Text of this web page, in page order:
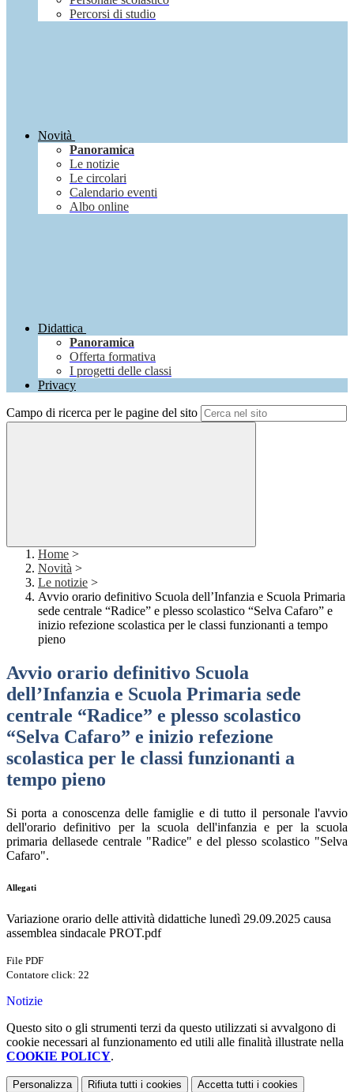
Percorsi di studio
Novità
Panoramica
Le notizie
Le circolari
Calendario eventi
Albo online
Didattica
Panoramica
Offerta formativa
I progetti delle classi
Privacy
Campo di ricerca per le pagine del sito
Home >
Novità >
Le notizie >
Avvio orario definitivo Scuola dell’Infanzia e Scuola Primaria
sede centrale “Radice” e plesso scolastico “Selva Cafaro” e
inizio refezione scolastica per le classi funzionanti a tempo
pieno
Avvio orario definitivo Scuola
dell’Infanzia e Scuola Primaria sede
centrale “Radice” e plesso scolastico
“Selva Cafaro” e inizio refezione
scolastica per le classi funzionanti a
tempo pieno
Si porta a conoscenza delle famiglie e di tutto il personale l'avvio
dell'orario definitivo per la scuola dell'infanzia e per la scuola
primaria dellasede centrale "Radice" e del plesso scolastico "Selva
Cafaro".
Allegati
Variazione orario delle attività didattiche lunedì 29.09.2025 causa
assemblea sindacale PROT.pdf
File PDF
Contatore click: 22
Notizie
Questo sito o gli strumenti terzi da questo utilizzati si avvalgono di
cookie necessari al funzionamento ed utili alle finalità illustrate nella
COOKIE POLICY.
Personalizza Rifiuta tutti i cookies Accetta tutti i cookies